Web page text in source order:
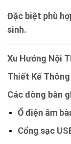
Đặc biệt phù
sinh.
Xu Hướng Nội
Thiết Kế
Các dòng bàn
Ổ điện âm
Cổng sạc